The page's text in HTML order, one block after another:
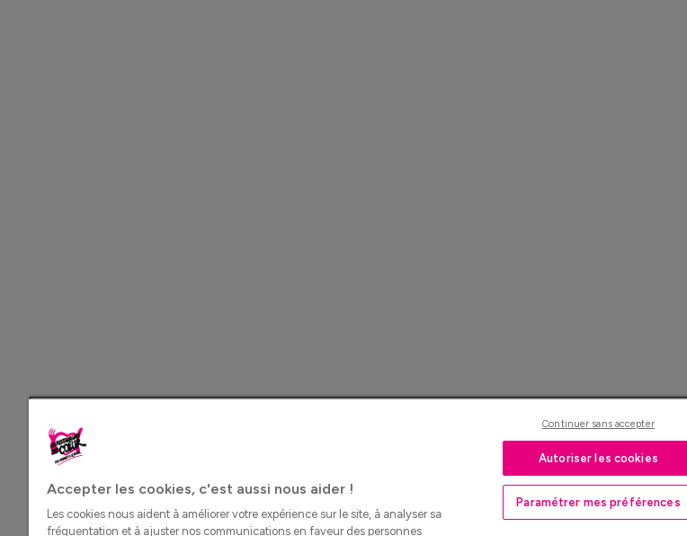
Accepter les cookies, c'est aussi nous aider !
Les cookies nous aident à améliorer votre expérience sur le site, à analyser sa
fréquentation et à ajuster nos communications en faveur des personnes
Continuer sans accepter
Autoriser les cookies
Paramétrer mes préférences